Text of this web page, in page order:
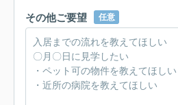
その他ご要望 任意